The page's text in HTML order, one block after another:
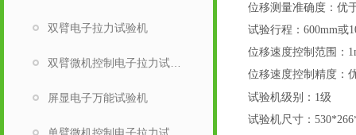
位移测量准确度：优
试验行程：600mm或
位移速度控制范围：
位移速度控制精度：
试验机级别：1级
试验机尺寸：
双臂电子拉力试验机
屏显电子万能试验机